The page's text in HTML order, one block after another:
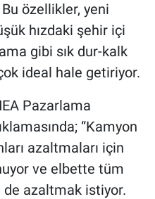
özellikler, yeni
hızdaki şehir içi
gibi sık dur-kalk
ideal hale getiriyor.
Pazarlama
“Kamyon
azaltmaları için
ve elbette tüm
azaltmak istiyor.